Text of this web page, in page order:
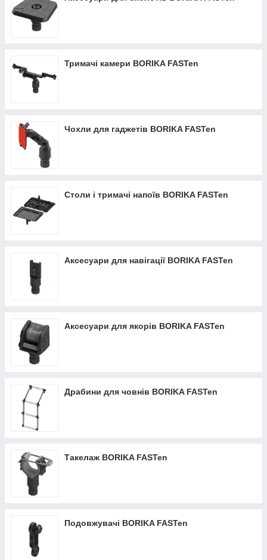
Тримачі камери BORIKA FASTen
Чохли для гаджетів BORIKA FASTen
Столи і тримачі напоїв BORIKA FASTen
Аксесуари для навігації BORIKA FASTen
Аксесуари для якорів BORIKA FASTen
Драбини для човнів BORIKA FASTen
Такелаж BORIKA FASTen
Подовжувачі BORIKA FASTen